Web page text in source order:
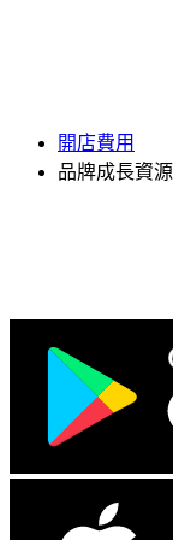
開店費用
品牌成長資源